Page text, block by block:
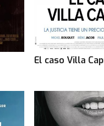
El caso Villa